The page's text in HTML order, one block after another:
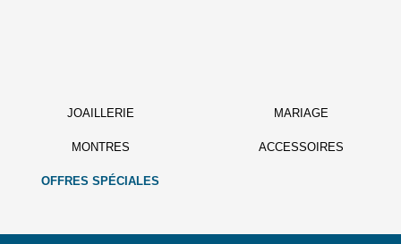
JOAILLERIE MARIAGE
MONTRES ACCESSOIRES
OFFRES SPÉCIALES